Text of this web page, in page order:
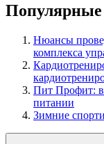
Популярные
Нюансы
комплекса
Пит Профит:
питании
Зимние